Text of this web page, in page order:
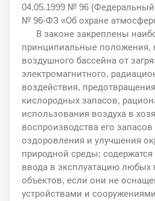
04.05.1999 № 96 (Федеральный
№ 96-ФЗ «Об охране
В законе закреплены
принципиальные положения,
воздушного бассейна от
электромагнитного,
воздействия,
кислородных запасов,
использования воздуха в
воспроизводства его запасов
оздоровления и улучшения
природной среды;
ввода в эксплуатацию любых
объектов, если они не
устройствами и